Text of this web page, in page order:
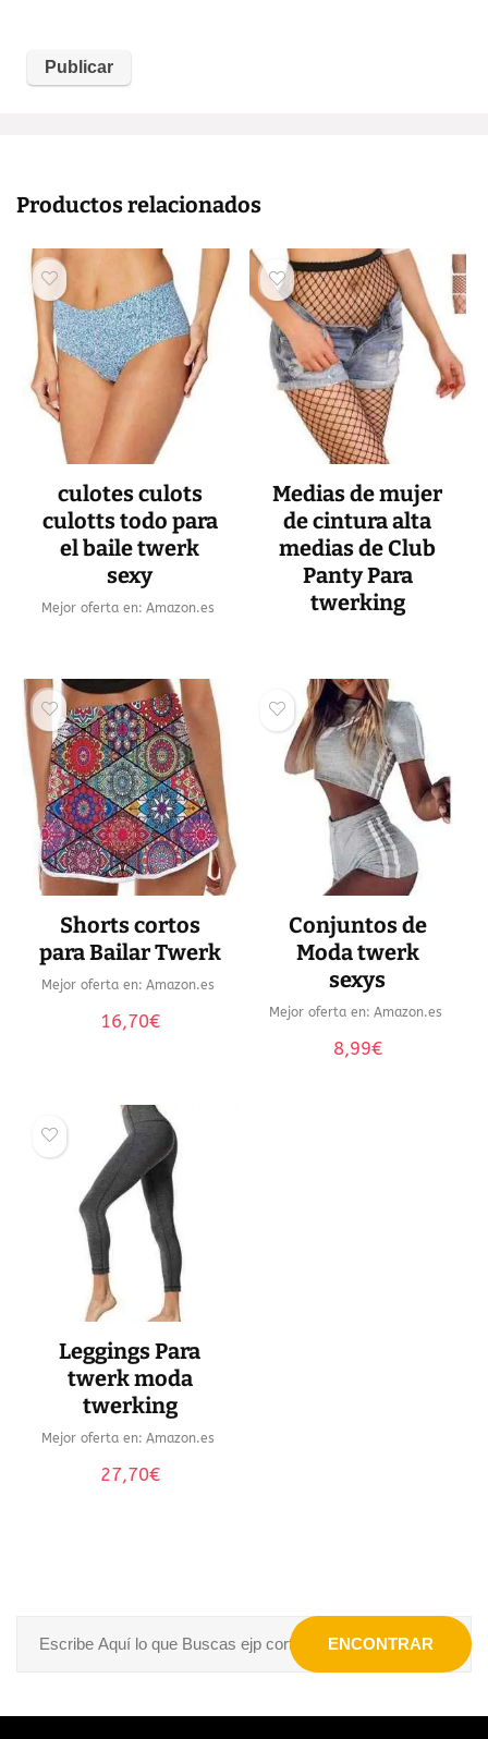
Productos relacionados
culotes culots
culotts todo para
el baile twerk
sexy
Mejor oferta en: Amazon.es
Medias de mujer
de cintura alta
medias de Club
Panty Para
twerking
Shorts cortos
para Bailar Twerk
Mejor oferta en: Amazon.es
16,70€
Conjuntos de
Moda twerk
sexys
Mejor oferta en: Amazon.es
8,99€
Leggings Para
twerk moda
twerking
Mejor oferta en: Amazon.es
27,70€
ENCONTRAR